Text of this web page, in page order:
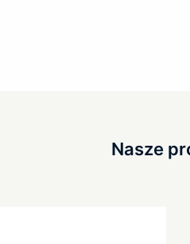
Nasze